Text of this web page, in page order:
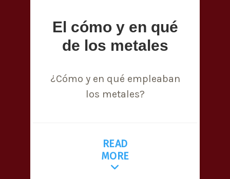
El cómo y en qué
de los metales
¿Cómo y en qué empleaban
los metales?
READ
MORE